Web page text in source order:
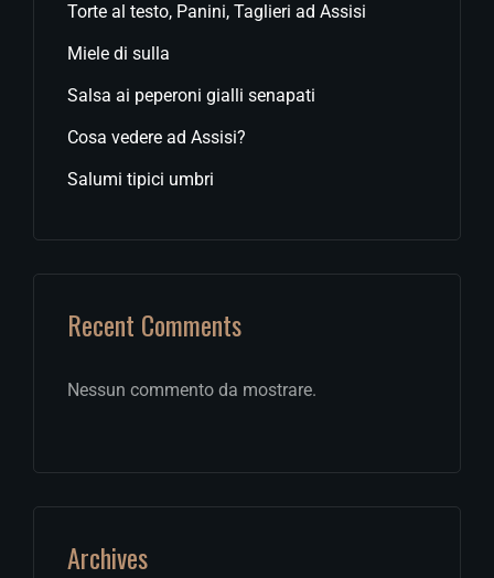
Torte al testo, Panini, Taglieri ad Assisi
Miele di sulla
Salsa ai peperoni gialli senapati
Cosa vedere ad Assisi?
Salumi tipici umbri
Recent Comments
Nessun commento da mostrare.
Archives